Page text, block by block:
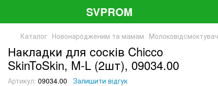
SVPROM
Каталог Новонародженим та мамам
Накладки для сосків Chicco
SkinToSkin, M-L (2шт), 09034.00
Артикул: 09034.00 Залишити відгук